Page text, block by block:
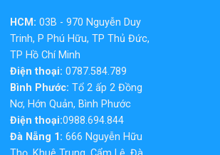
HCM: 03B - 970 Nguyễn Duy
Trinh, P Phú Hữu, TP Thủ Đức,
TP Hồ Chí Minh
Điện thoại: 0787.584.789
Bình Phước: Tổ 2 ấp 2 Đồng
Nơ, Hớn Quản, Bình Phước
Điện thoại:0988.694.844
Đà Nẵng 1: 666 Nguyễn Hữu